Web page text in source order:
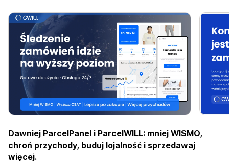
Dawniej ParcelPanel i ParcelWILL: mniej WISMO,
chroń przychody, buduj lojalność i sprzedawaj
więcej.